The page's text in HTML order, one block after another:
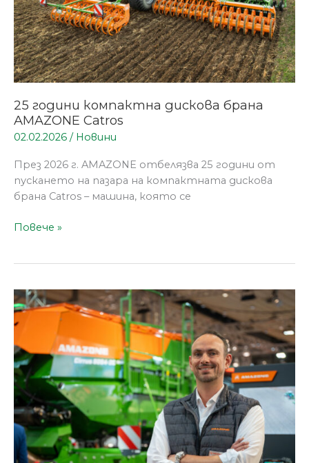
25 години компактна дискова брана
AMAZONE Catros
02.02.2026 / Новини
През 2026 г. AMAZONE отбелязва 25 години от
пускането на пазара на компактната дискова
брана Catros – машина, която се
Повече »
AMAZONE
на
Агритехника:
Иновации,
които
задават
нови
стандарти
в
торенето